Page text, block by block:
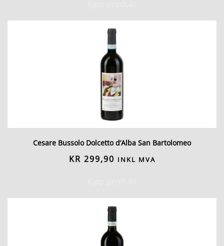
Cesare Bussolo Dolcetto d’Alba San Bartolomeo
KR 299,90 INKL MVA